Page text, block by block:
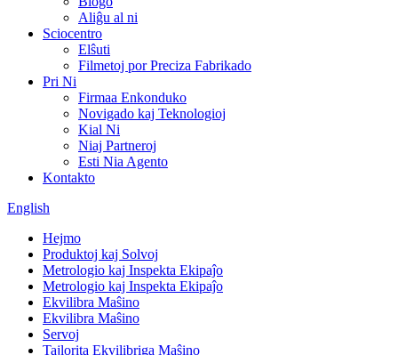
Aliĝu al ni
Sciocentro
Elŝuti
Filmetoj por Preciza Fabrikado
Pri Ni
Firmaa Enkonduko
Novigado kaj Teknologioj
Kial Ni
Niaj Partneroj
Esti Nia Agento
Kontakto
English
Hejmo
Produktoj kaj Solvoj
Metrologio kaj Inspekta Ekipaĵo
Metrologio kaj Inspekta Ekipaĵo
Ekvilibra Maŝino
Ekvilibra Maŝino
Servoj
Tajlorita Ekvilibriga Maŝino